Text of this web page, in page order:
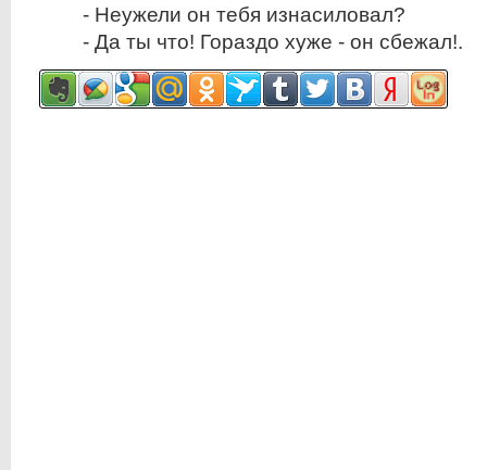
- Неужели он тебя изнасиловал?
- Да ты что! Гораздо хуже - он сбежал!.